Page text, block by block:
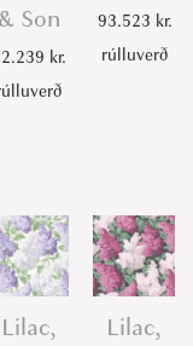
& Son
kr.
93.523 kr.
rúlluverð
Lilac,
Lilac,